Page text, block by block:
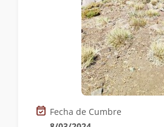
Fecha de Cumbre